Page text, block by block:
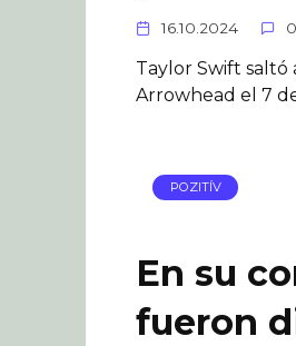
16.10.2024 0
Taylor Swift saltó
Arrowhead el 7
POZITÍV
En su
fueron